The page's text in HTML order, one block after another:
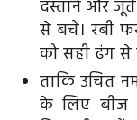
दस्ताने और
से बचें। रबी
को सही ढंग से
ताकि उचित
के लिए बीज